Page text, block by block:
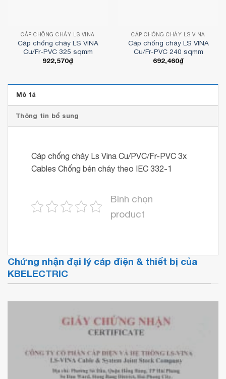
CÁP CHỐNG CHÁY LS VINA
Cáp chống cháy LS VINA
Cu/Fr-PVC 325 sqmm
922,570₫
CÁP CHỐNG CHÁY LS VINA
Cáp chống cháy LS VINA
Cu/Fr-PVC 240 sqmm
692,460₫
Mô tả
Thông tin bổ sung
Cáp chống cháy Ls Vina Cu/PVC/Fr-PVC 3x
Cables Chống bén cháy theo IEC 332-1
Bình chọn
product
Chứng nhận đại lý cáp điện & thiết bị của
KBELECTRIC